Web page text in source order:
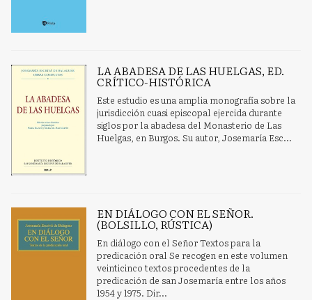
LA ABADESA DE LAS HUELGAS, ED.
CRÍTICO-HISTÓRICA
Este estudio es una amplia monografía sobre la
jurisdicción cuasi episcopal ejercida durante
siglos por la abadesa del Monasterio de Las
Huelgas, en Burgos. Su autor, Josemaría Esc...
EN DIÁLOGO CON EL SEÑOR.
(BOLSILLO, RÚSTICA)
En diálogo con el Señor Textos para la
predicación oral Se recogen en este volumen
veinticinco textos procedentes de la
predicación de san Josemaría entre los años
1954 y 1975. Dir...